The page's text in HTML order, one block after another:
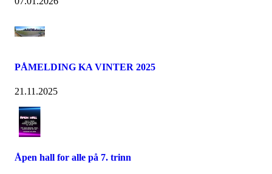
PÅMELDING KA VINTER 2025
21.11.2025
Åpen hall for alle på 7. trinn